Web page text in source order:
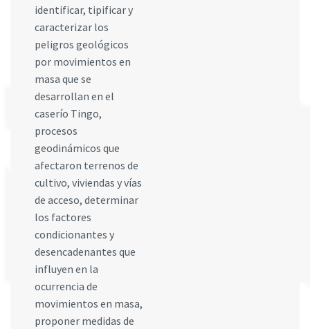
identificar, tipificar y
caracterizar los
peligros geológicos
por movimientos en
masa que se
desarrollan en el
caserío Tingo,
procesos
geodinámicos que
afectaron terrenos de
cultivo, viviendas y vías
de acceso, determinar
los factores
condicionantes y
desencadenantes que
influyen en la
ocurrencia de
movimientos en masa,
proponer medidas de